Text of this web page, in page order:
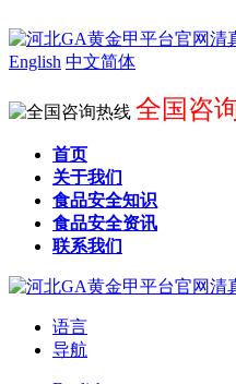
English 中文简体
全国咨
首页
关于我们
食品安全知识
食品安全资讯
联系我们
语言
导航